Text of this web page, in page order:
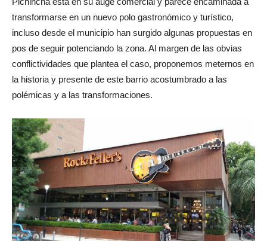
Pichincha está en su auge comercial y parece encaminada a
transformarse en un nuevo polo gastronómico y turístico,
incluso desde el municipio han surgido algunas propuestas en
pos de seguir potenciando la zona. Al margen de las obvias
conflictividades que plantea el caso, proponemos meternos en
la historia y presente de este barrio acostumbrado a las